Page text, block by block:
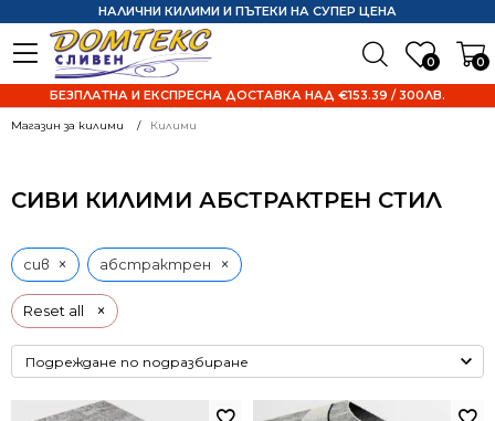
0 0
НАЛИЧНИ КИЛИМИ И ПЪТЕКИ НА СУПЕР ЦЕНА
БЕЗПЛАТНА И ЕКСПРЕСНА ДОСТАВКА НАД €153.39 / 300ЛВ.
Магазин за килими Килими
СИВИ КИЛИМИ АБСТРАКТРЕН СТИЛ
Reset all ×
сив × абстрактрен ×